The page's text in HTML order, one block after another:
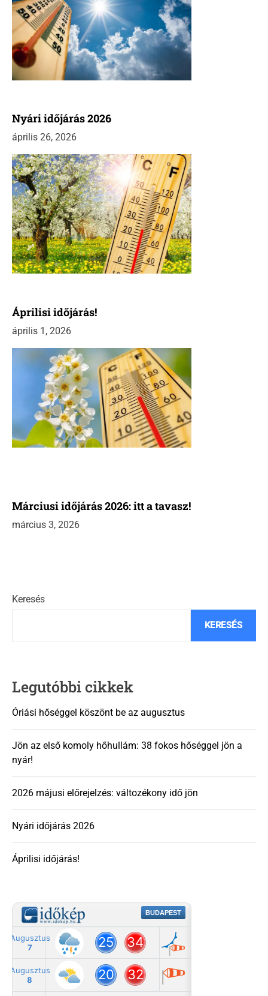
Nyári időjárás 2026
április 26, 2026
Áprilisi időjárás!
április 1, 2026
Márciusi időjárás 2026: itt a tavasz!
március 3, 2026
Keresés
KERESÉS
Legutóbbi cikkek
Óriási hőséggel köszönt be az augusztus
Jön az első komoly hőhullám: 38 fokos hőséggel jön a
nyár!
2026 májusi előrejelzés: változékony idő jön
Nyári időjárás 2026
Áprilisi időjárás!